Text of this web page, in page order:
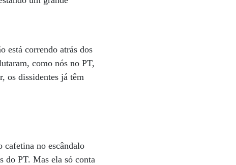
está correndo atrás dos
como nós no PT,
os dissidentes já têm
no escândalo
do PT. Mas ela só conta